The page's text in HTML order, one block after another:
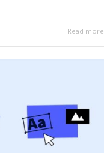
Read more